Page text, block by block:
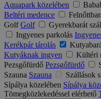
Aquapark közelében
Beltéri medence
Golf Golf Gyerekbarát
Ingyenes parkolás
Kerékpár tárolás
Kutyáknak ingyen
Kültéri
Pezsgőfürdő Pezsgőfürdő
Szauna Szauna Szállások
Sípálya közelében Sípálya
Tömegközlekedéssel elérhető